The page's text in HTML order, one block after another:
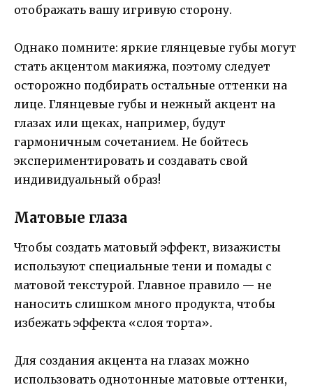
отображать вашу игривую сторону.
Однако помните: яркие глянцевые губы могут
стать акцентом макияжа, поэтому следует
осторожно подбирать остальные оттенки на
лице. Глянцевые губы и нежный акцент на
глазах или щеках, например, будут
гармоничным сочетанием. Не бойтесь
экспериментировать и создавать свой
индивидуальный образ!
Матовые глаза
Чтобы создать матовый эффект, визажисты
используют специальные тени и помады с
матовой текстурой. Главное правило — не
наносить слишком много продукта, чтобы
избежать эффекта «слоя торта».
Для создания акцента на глазах можно
использовать однотонные матовые оттенки,